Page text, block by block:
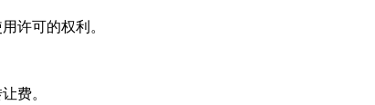
许可的权利。
费。